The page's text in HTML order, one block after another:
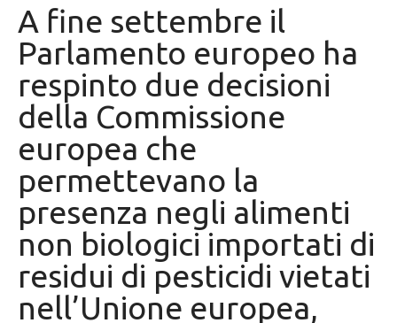
A fine settembre il
Parlamento europeo ha
respinto due decisioni
della Commissione
europea che
permettevano la
presenza negli alimenti
non biologici importati di
residui di pesticidi vietati
nell’Unione europea,